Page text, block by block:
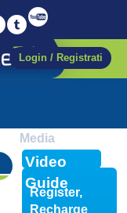
Media
Login / Registrati
Video
Guide
Register,
Recharge